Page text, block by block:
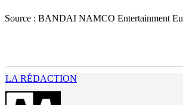
Source : BANDAI NAMCO Entertainment
LA RÉDACTION